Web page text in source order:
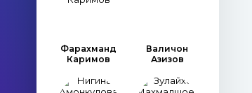
Фарахманд
Каримов
Валичон
Азизов